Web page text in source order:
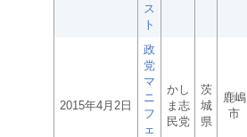
ス
ト
2015年4月2日
政
党
マ
ニ
フ
ェ
かし
ま志
民党
茨
城
県
鹿嶋
市